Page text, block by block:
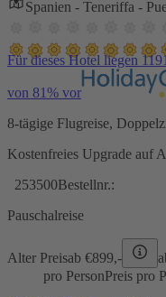
Spanien - Teneriffa -
Für dieses Hotel liegen
von 81% vor
8-tägige Flugreise,
Kostenfreies Upgrade auf
253500Bestellnr.:
Pauschalreise
Alter Preisab €899,-
pro PersonPreis pro